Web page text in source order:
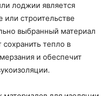
лоджии является
строительстве
выбранный материал
тепло в
и обеспечит